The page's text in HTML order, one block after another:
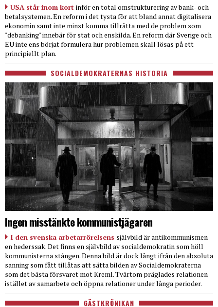
USA står inom kort inför en total omstrukturering av bank- och
betalsystemen. En reform i det tysta för att bland annat digitalisera
ekonomin samt inte minst komma tillrätta med de problem som
"debanking" innebär för stat och enskilda. En reform där Sverige och
EU inte ens börjat formulera hur problemen skall lösas på ett
principiellt plan.
SOCIALDEMOKRATERNAS HISTORIA
Ingen misstänkte kommunistjägaren
I den svenska arbetarrörelsens självbild är antikommunismen
en hederssak. Det finns en självbild av socialdemokratin som höll
kommunisterna stången. Denna bild är dock långt ifrån den absoluta
sanning som fått tillåtas att sätta bilden av Socialdemokraterna
som det bästa försvaret mot Kreml. Tvärtom präglades relationen
istället av samarbete och öppna relationer under långa perioder.
GÄSTKRÖNIKAN